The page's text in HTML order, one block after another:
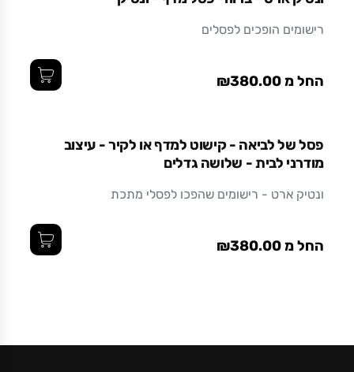
רישומים הופכים לפסלים
החל מ ₪380.00
פסל של לביאה - קישוט למדף או לקיר - עיצוב
מודרני לבית - שלושה גדלים
ונטיק ארט - רישומים שהפכו לפסלי מתכת
החל מ ₪380.00